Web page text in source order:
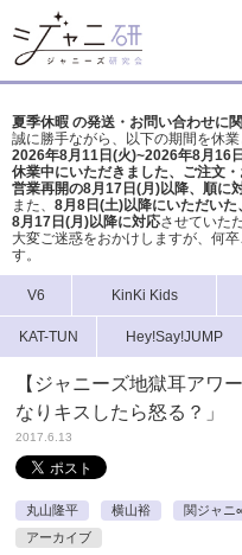
夏季休暇 の発送・お問い合わせに
誠に勝手ながら、以下の期間を休業
2026年8月11日(火)~2026年8月16
休業中にいただきました、ご注文
営業再開の8月17日(月)以降、順に
また、 8月8日(土)以降にいただいた
8月17日(月)以降に対応させていた
大変ご迷惑をおかけしますが、 何
す。
V6 KinKi Kids
KAT-TUN Hey!Say!JUMP
【ジャニーズ地獄耳アワ
なりキスしたら怒る？」
2017.6.13
丸山隆平 横山裕
関ジャニ
アーカイブ